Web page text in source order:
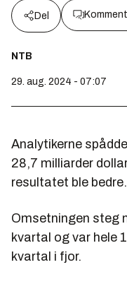
Del
NTB
29. aug. 2024 - 07:07
Analytikerne
28,7 milliarder
resultatet ble bedre.
Omsetningen steg
kvartal og var hele
kvartal i fjor.